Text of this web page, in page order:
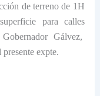
de terreno de 1H
para calles
Gobernador
Gálvez,
expte.